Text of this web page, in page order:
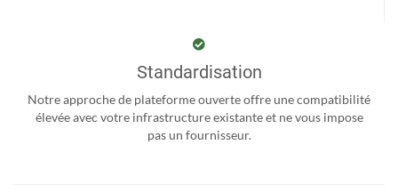
Standardisation
Notre approche de plateforme ouverte offre une compatibilité
élevée avec votre infrastructure existante et ne vous impose
pas un fournisseur.